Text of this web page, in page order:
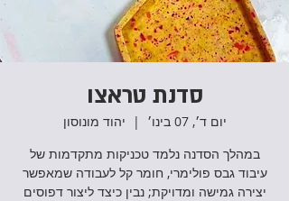
סדנת טראצו
יום ד׳, 07 בינו׳
  |
יהוד מונוסון
במהלך הסדנה נלמד טכניקות מתקדמות של
עיבוד גבס פולימרי, חומר קל לעבודה שמאפשר
יצירה גמישה ומדויקת; נבין כיצד ליצור דפוסים